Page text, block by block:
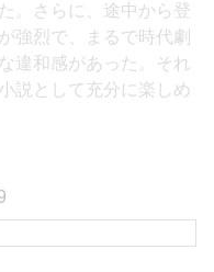
。さらに、途中から登
強烈で、まるで時代劇
違和感があった。それ
説として充分に楽しめ